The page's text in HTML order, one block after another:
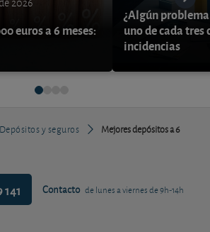
2026
euros a 6 meses:
¿Algún problema
uno de cada
incidencias
Depósitos y seguros
Mejores depósitos a 6
Contacto de lunes a viernes de 9h-14h